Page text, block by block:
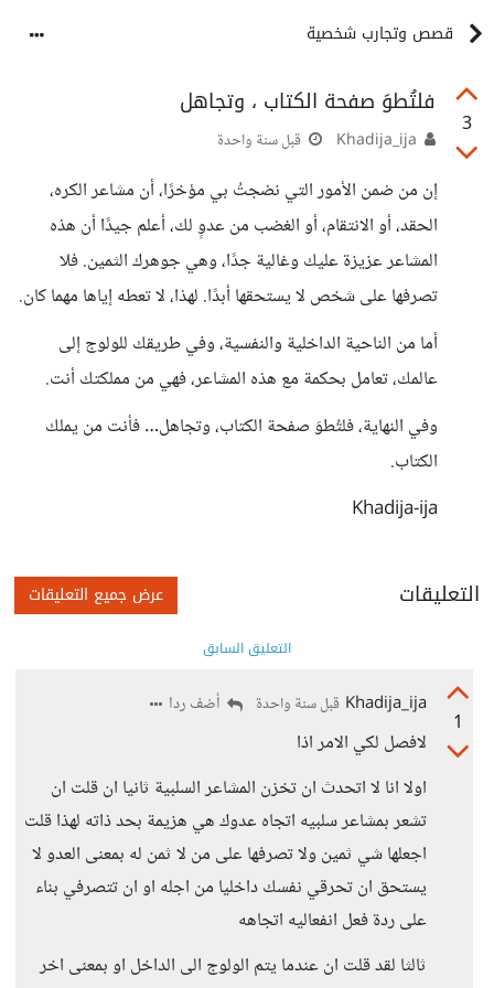
قصص وتجارب شخصية
3
فلتُطوَ صفحة الكتاب ، وتجاهل
قبل سنة واحدة
إن من ضمن الأمور التي نضجتُ بي مؤخرًا، أن مشاعر الكره،
الحقد، أو الانتقام، أو الغضب من عدوٍ لك، أعلم جيدًا أن هذه
المشاعر عزيزة عليك وغالية جدًا، وهي جوهرك الثمين. فلا
تصرفها على شخص لا يستحقها أبدًا. لهذا، لا تعطه إياها مهما كان.
أما من الناحية الداخلية والنفسية، وفي طريقك للولوج إلى
عالمك، تعامل بحكمة مع هذه المشاعر، فهي من مملكتك أنت.
وفي النهاية، فلتُطوَ صفحة الكتاب، وتجاهل… فأنت من يملك
الكتاب.
Khadija-ija
التعليقات عرض جميع التعليقات
التعليق السابق
1
Khadija_ija قبل سنة واحدة أضف ردا
لافصل لكي الامر اذا
اولا انا لا اتحدث ان تخزن المشاعر السلبية ثانيا ان قلت ان
تشعر بمشاعر سلبيه اتجاه عدوك هي هزيمة بحد ذاته لهذا قلت
اجعلها شي ثمين ولا تصرفها على من لا ثمن له بمعنى العدو لا
يستحق ان تحرقي نفسك داخليا من اجله او ان تتصرفي بناء
على ردة فعل انفعاليه اتجاهه
ثالثا لقد قلت ان عندما يتم الولوج الى الداخل او بمعنى اخر